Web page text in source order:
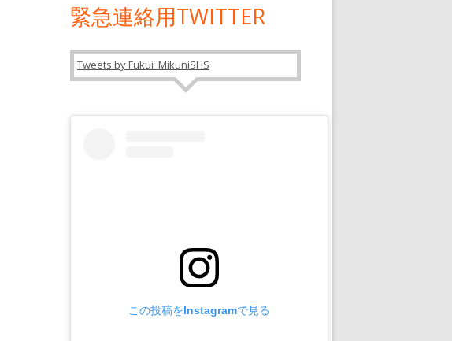
緊急連絡用TWITTER
Tweets by Fukui_MikuniSHS
この投稿をInstagramで見る